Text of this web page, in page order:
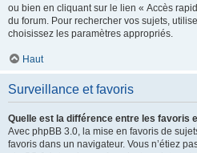
ou bien en cliquant sur le lien « Accès
du forum. Pour rechercher vos sujets,
choisissez les paramètres appropriés.
Haut
Surveillance et favoris
Quelle est la différence entre les favoris
Avec phpBB 3.0, la mise en favoris de
favoris dans un navigateur. Vous n’étiez